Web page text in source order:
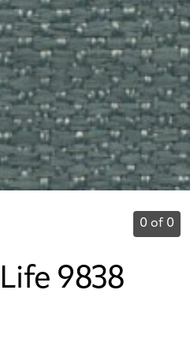
0 of 0
9838